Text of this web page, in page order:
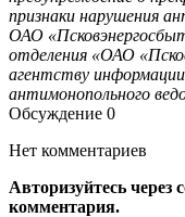
признаки нарушения
ОАО
отделения «ОАО
агентству
антимонопольного
Обсуждение 0
Нет комментариев
Авторизуйтесь через
комментария.